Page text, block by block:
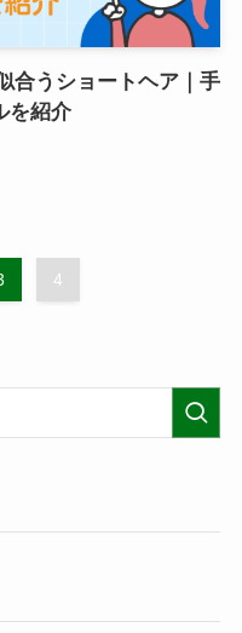
合うショートヘア｜手
を紹介
4